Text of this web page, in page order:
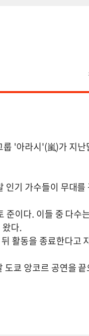
룹 '아라시'(嵐)가 지난
인기 가수들이 무대를
준이다. 이들 중 다수
다.
활동을 종료한다고
도쿄 앙코르 공연을